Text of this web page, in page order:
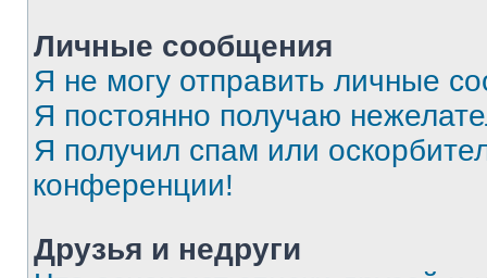
Личные сообщения
Я не могу отправить личные
Я постоянно получаю
Я получил спам или
конференции!
Друзья и недруги